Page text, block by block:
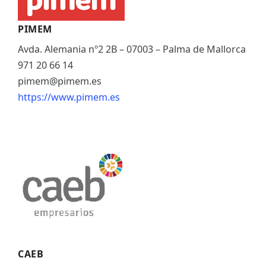
PIMEM
Avda. Alemania nº2 2B – 07003 – Palma de Mallorca
971 20 66 14
pimem@pimem.es
https://www.pimem.es
CAEB